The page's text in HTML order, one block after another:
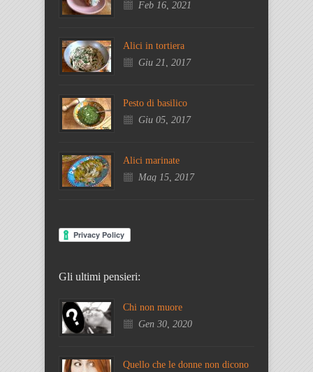
Feb 16, 2021
Alici in tortiera
Giu 21, 2017
Pesto di basilico
Giu 05, 2017
Alici marinate
Mag 15, 2017
Gli ultimi pensieri:
Chi non muore
Gen 30, 2020
Quello che le donne non dicono